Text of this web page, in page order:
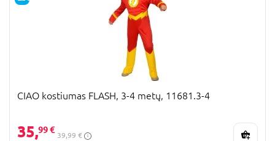
CIAO kostiumas FLASH, 3-4 metų, 11681.3-4
35,99 €
39,99 €